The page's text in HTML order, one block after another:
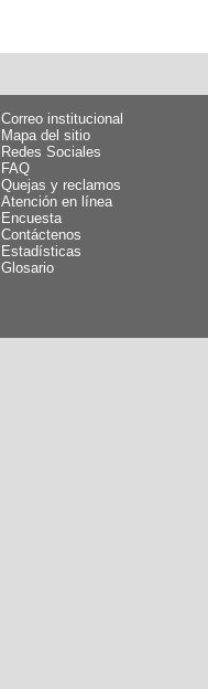
Correo institucional
Mapa del sitio
Redes Sociales
FAQ
Quejas y reclamos
Atención en línea
Encuesta
Contáctenos
Estadísticas
Glosario